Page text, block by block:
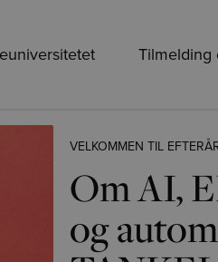
Tilmelding
VELKOMMEN TIL
Om AI,
og